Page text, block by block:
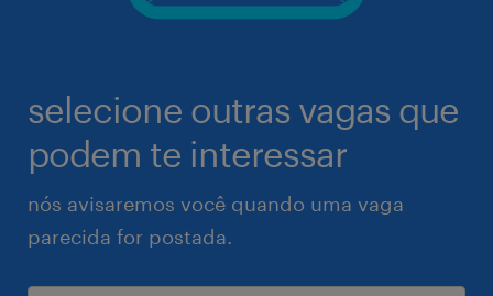
selecione outras vagas que
podem te interessar
nós avisaremos você quando uma vaga
parecida for postada.